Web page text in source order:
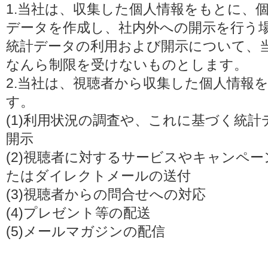
1.当社は、収集した個人情報をもとに、
データを作成し、社内外への開示を行う
統計データの利用および開示について、
なんら制限を受けないものとします。
2.当社は、視聴者から収集した個人情報
す。
(1)利用状況の調査や、これに基づく統
開示
(2)視聴者に対するサービスやキャンペ
たはダイレクトメールの送付
(3)視聴者からの問合せへの対応
(4)プレゼント等の配送
(5)メールマガジンの配信